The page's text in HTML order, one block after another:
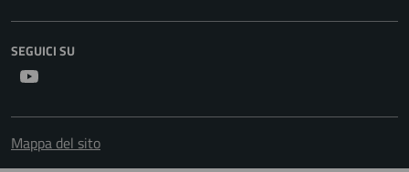
SEGUICI SU
Mappa del sito